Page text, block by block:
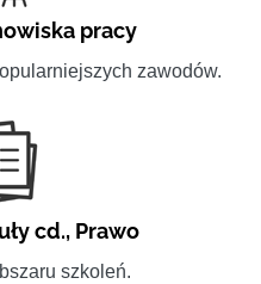
pracy
zawodów.
cd., Prawo
szkoleń.